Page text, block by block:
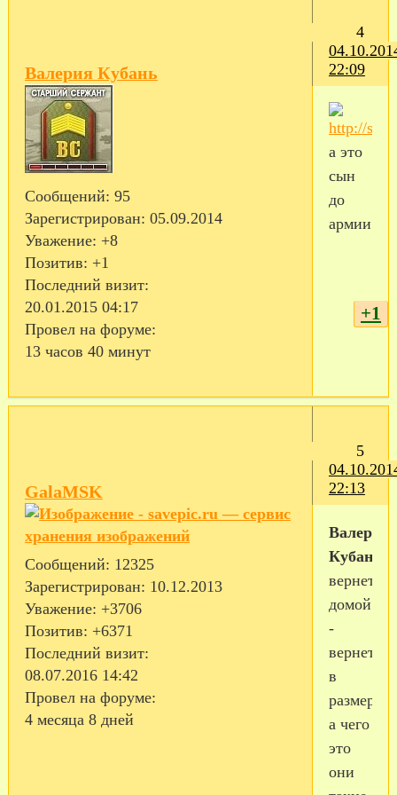
4
22:09
Валерия Кубань
Сообщений: 95
Зарегистрирован: 05.09.2014
Уважение: +8
Позитив: +1
Последний визит:
20.01.2015 04:17
Провел на форуме:
13 часов 40 минут
а это
сын
до
армии
+1
5
22:13
GalaMSK
Сообщений: 12325
Зарегистрирован: 10.12.2013
Уважение: +3706
Позитив: +6371
Последний визит:
08.07.2016 14:42
Провел на форуме:
4 месяца 8 дней
Валерия
Кубань
вернется
домой
-
вернется
в
размер.
а чего
это
они